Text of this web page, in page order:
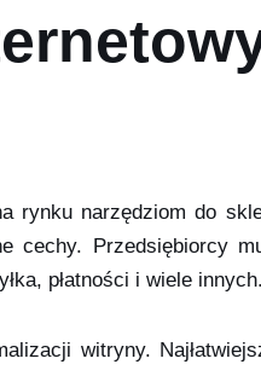
rynku narzędziom do
cechy. Przedsiębiorcy
płatności i wiele innych.
witryny.